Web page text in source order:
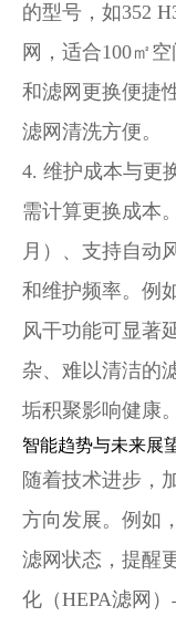
的型号，如352
网，适合100㎡
和滤网更换便捷
滤网清洗方便。
4. 维护成本与更
需计算更换成本
月）、支持自动
和维护频率。例
风干功能可显著
杂、难以清洁的
垢积聚影响健康。
智能趋势与未来展
随着技术进步，
方向发展。例如
滤网状态，提醒
化（HEPA滤网